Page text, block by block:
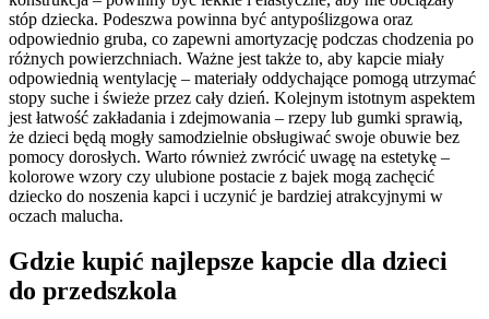
stóp dziecka. Podeszwa powinna być antypoślizgowa oraz
odpowiednio gruba, co zapewni amortyzację podczas chodzenia po
różnych powierzchniach. Ważne jest także to, aby kapcie miały
odpowiednią wentylację – materiały oddychające pomogą utrzymać
stopy suche i świeże przez cały dzień. Kolejnym istotnym aspektem
jest łatwość zakładania i zdejmowania – rzepy lub gumki sprawią,
że dzieci będą mogły samodzielnie obsługiwać swoje obuwie bez
pomocy dorosłych. Warto również zwrócić uwagę na estetykę –
kolorowe wzory czy ulubione postacie z bajek mogą zachęcić
dziecko do noszenia kapci i uczynić je bardziej atrakcyjnymi w
oczach malucha.
Gdzie kupić najlepsze kapcie dla dzieci
do przedszkola